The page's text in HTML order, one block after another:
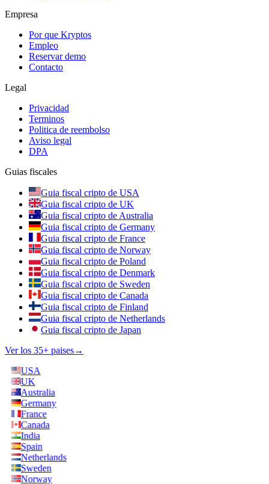
Empresa
Por que Kryptos
Empleo
Reservar demo
Contacto
Legal
Privacidad
Terminos
Politica de reembolso
Aviso legal
DPA
Guias fiscales
Guia fiscal cripto de USA
Guia fiscal cripto de UK
Guia fiscal cripto de Australia
Guia fiscal cripto de Germany
Guia fiscal cripto de France
Guia fiscal cripto de Norway
Guia fiscal cripto de Poland
Guia fiscal cripto de Denmark
Guia fiscal cripto de Sweden
Guia fiscal cripto de Canada
Guia fiscal cripto de Finland
Guia fiscal cripto de Netherlands
Guia fiscal cripto de Japan
Ver los 35+ paises→
USA
UK
Australia
Germany
France
Canada
India
Spain
Netherlands
Sweden
Norway